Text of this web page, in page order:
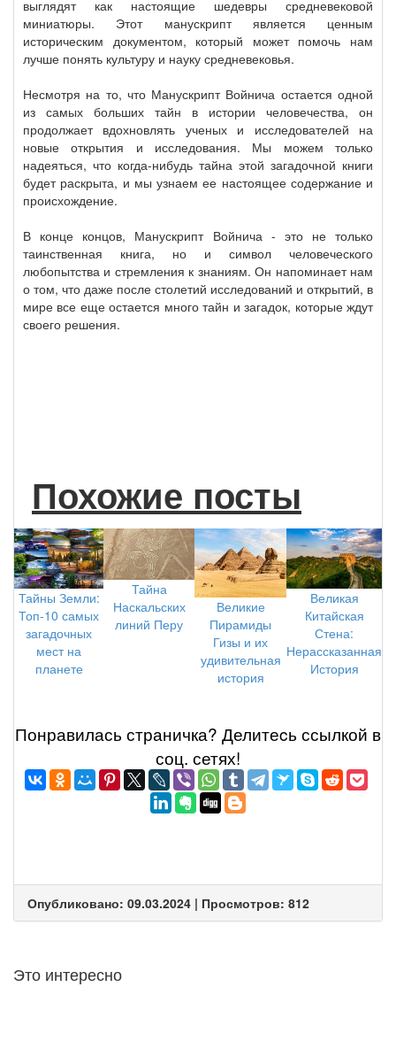
выглядят как настоящие шедевры средневековой
миниатюры. Этот манускрипт является ценным
историческим документом, который может помочь нам
лучше понять культуру и науку средневековья.
Несмотря на то, что Манускрипт Войнича остается одной
из самых больших тайн в истории человечества, он
продолжает вдохновлять ученых и исследователей на
новые открытия и исследования. Мы можем только
надеяться, что когда-нибудь тайна этой загадочной книги
будет раскрыта, и мы узнаем ее настоящее содержание и
происхождение.
В конце концов, Манускрипт Войнича - это не только
таинственная книга, но и символ человеческого
любопытства и стремления к знаниям. Он напоминает нам
о том, что даже после столетий исследований и открытий, в
мире все еще остается много тайн и загадок, которые ждут
своего решения.
Похожие посты
Тайны Земли:
Топ-10 самых
загадочных
мест на
планете
Тайна
Наскальских
линий Перу
Великие
Пирамиды
Гизы и их
удивительная
история
Великая
Китайская
Стена:
Нерассказанная
История
Понравилась страничка? Делитеcь ссылкой в
соц. сетях!
Опубликовано: 09.03.2024 | Просмотров: 812
Это интересно